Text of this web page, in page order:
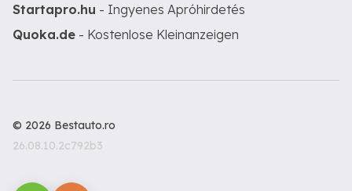
Startapro.hu - Ingyenes Apróhirdetés
Quoka.de - Kostenlose Kleinanzeigen
© 2026 Bestauto.ro
26.08.10.2c792b3